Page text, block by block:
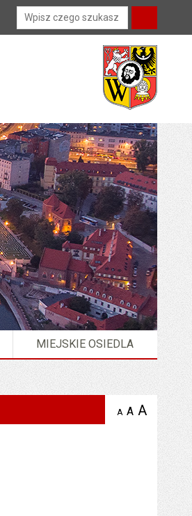
Wyszukiwarka
MIEJSKIE OSIEDLA
A zmniejsz
A domyślna
A